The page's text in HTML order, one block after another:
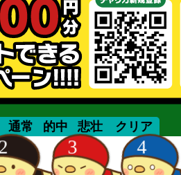
通常 的中 悲壮